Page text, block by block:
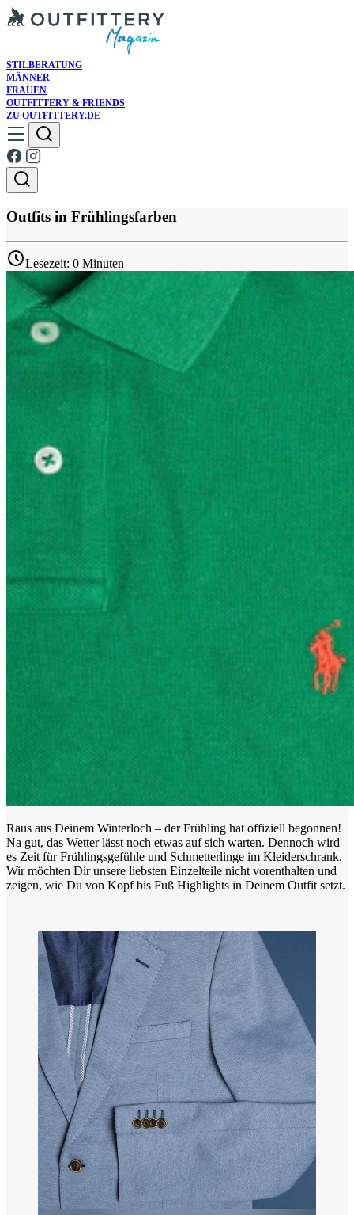
STILBERATUNG
MÄNNER
FRAUEN
OUTFITTERY & FRIENDS
ZU OUTFITTERY.DE
Outfits in Frühlingsfarben
Lesezeit: 0 Minuten
Raus aus Deinem Winterloch – der Frühling hat offiziell begonnen!
Na gut, das Wetter lässt noch etwas auf sich warten. Dennoch wird
es Zeit für Frühlingsgefühle und Schmetterlinge im Kleiderschrank.
Wir möchten Dir unsere liebsten Einzelteile nicht vorenthalten und
zeigen, wie Du von Kopf bis Fuß Highlights in Deinem Outfit setzt.